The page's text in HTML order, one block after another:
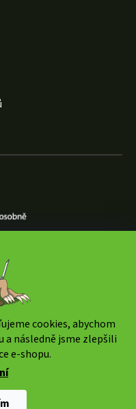
cookies, abychom
následně jsme zlepšili
e-shopu.
cookies